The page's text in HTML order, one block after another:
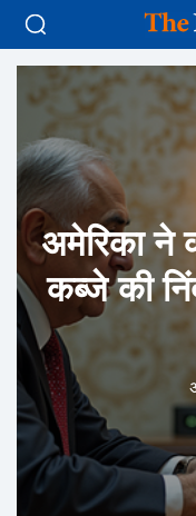
अमेरिका ने
कब्जे की